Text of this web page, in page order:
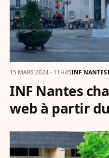
15 MARS 2024 - 11H45INF NANTES
INF Nantes
web à partir